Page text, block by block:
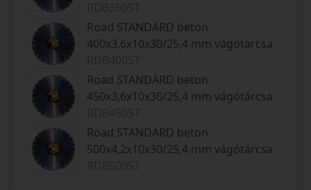
Road STANDARD beton
400x3,6x10x30/25,4 mm vágótárcsa
Road STANDARD beton
450x3,6x10x30/25,4 mm vágótárcsa
Road STANDARD beton
500x4,2x10x30/25,4 mm vágótárcsa